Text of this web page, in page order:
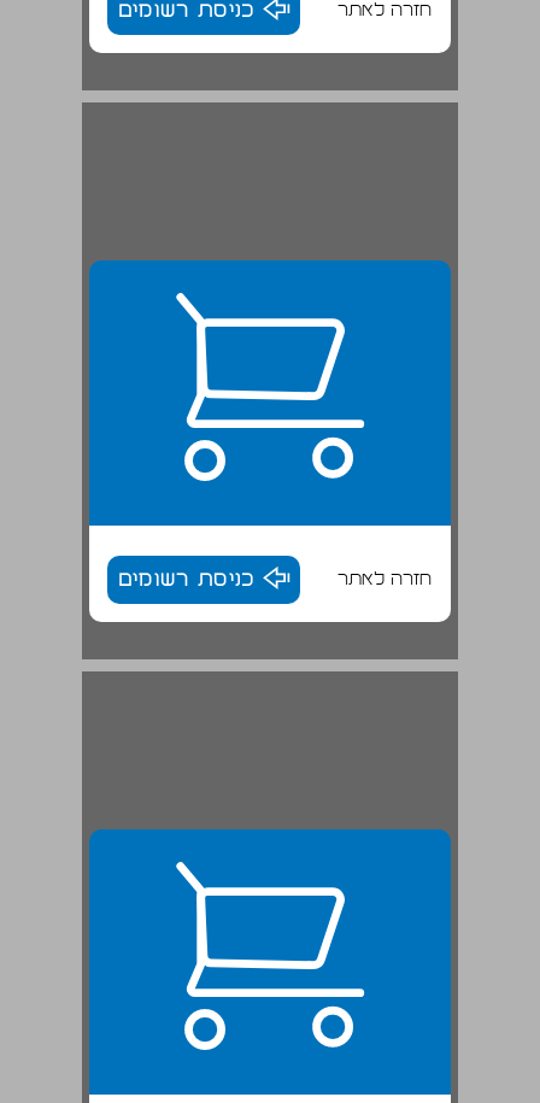
חזרה לאתר כניסת רשומים
ד. נעורים בחיפה: ביה"ס הריאלי, הצופים, המחנות העולים ... 21
חזרה לאתר כניסת רשומים